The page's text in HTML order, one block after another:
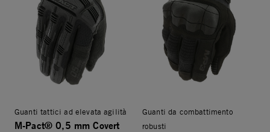
Guanti tattici ad elevata agilità
M-Pact® 0,5 mm Covert
Guanti da combattimento
robusti